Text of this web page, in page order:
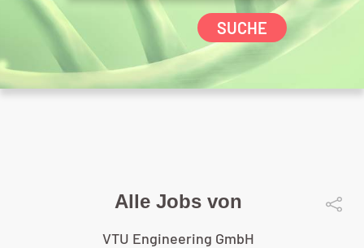
SUCHE
Alle Jobs von
VTU Engineering GmbH